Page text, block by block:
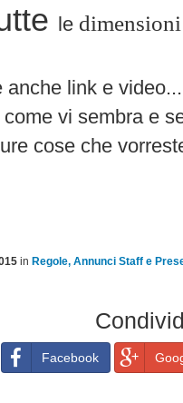
le
anche link e
vi sembra e
cose che
in Regole, Annunci Staff e
Facebook